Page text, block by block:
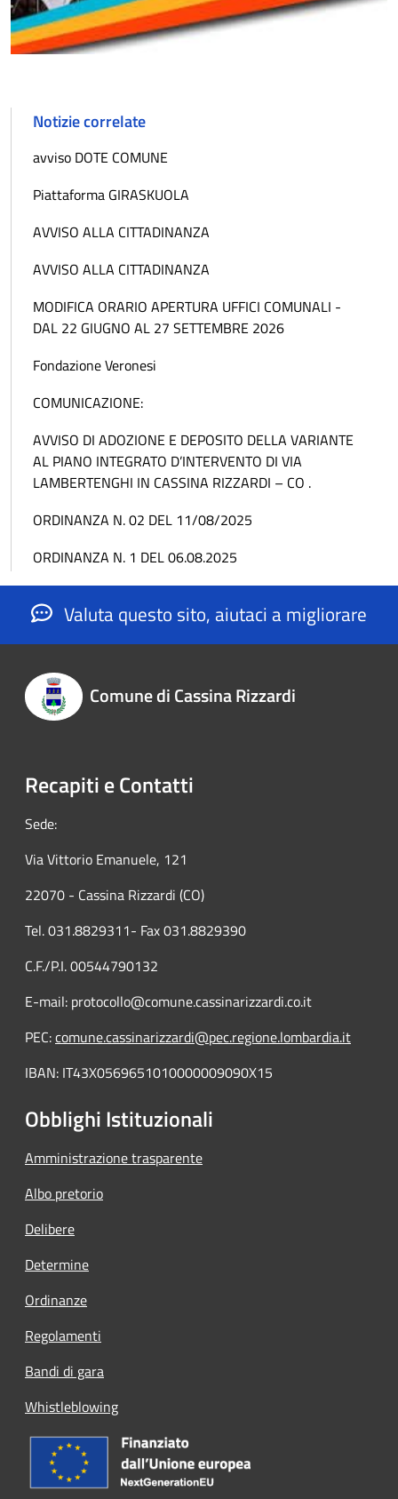
Notizie correlate
avviso DOTE COMUNE
Piattaforma GIRASKUOLA
AVVISO ALLA CITTADINANZA
AVVISO ALLA CITTADINANZA
MODIFICA ORARIO APERTURA UFFICI COMUNALI -
DAL 22 GIUGNO AL 27 SETTEMBRE 2026
Fondazione Veronesi
COMUNICAZIONE:
AVVISO DI ADOZIONE E DEPOSITO DELLA VARIANTE
AL PIANO INTEGRATO D’INTERVENTO DI VIA
LAMBERTENGHI IN CASSINA RIZZARDI – CO .
ORDINANZA N. 02 DEL 11/08/2025
ORDINANZA N. 1 DEL 06.08.2025
Valuta questo sito, aiutaci a migliorare
Comune di Cassina Rizzardi
Recapiti e Contatti
Sede:
Via Vittorio Emanuele, 121
22070 - Cassina Rizzardi (CO)
Tel. 031.8829311- Fax 031.8829390
C.F./P.I. 00544790132
E-mail: protocollo@comune.cassinarizzardi.co.it
PEC:comune.cassinarizzardi@pec.regione.lombardia.it
IBAN: IT43X0569651010000009090X15
Obblighi Istituzionali
Amministrazione trasparente
Albo pretorio
Delibere
Determine
Ordinanze
Regolamenti
Bandi di gara
Whistleblowing